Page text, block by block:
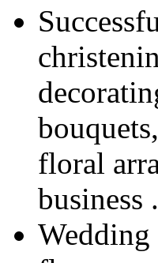
floral
business .